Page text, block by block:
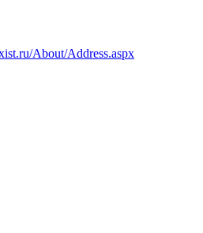
About/Address.aspx